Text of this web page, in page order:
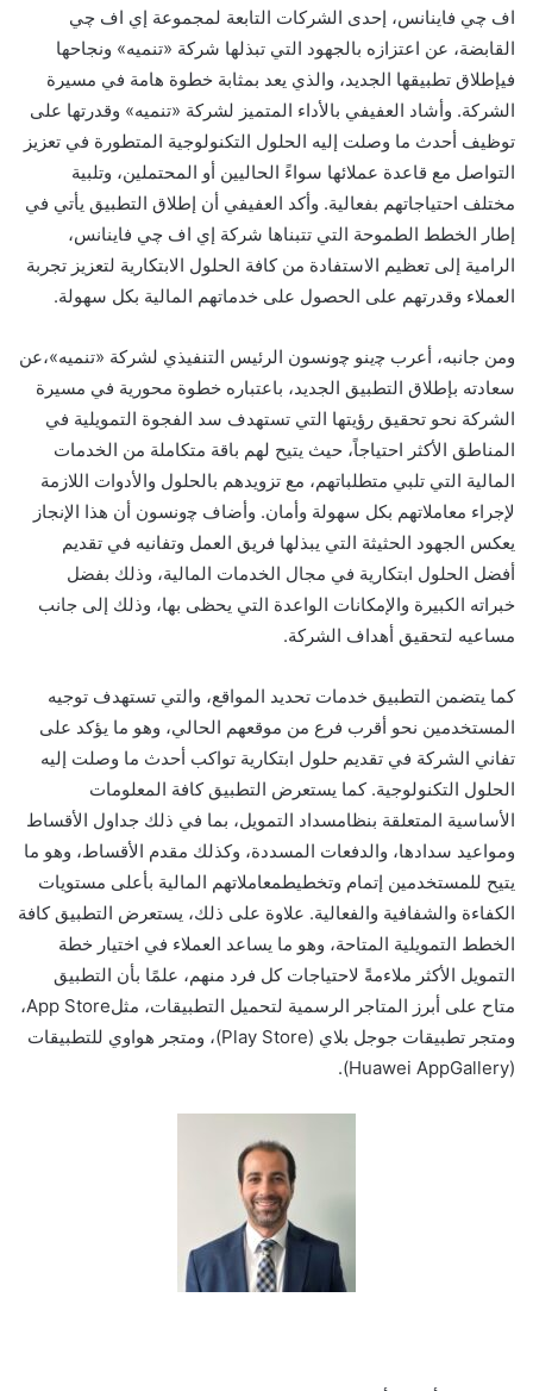
اف چي فاينانس، إحدى الشركات التابعة لمجموعة إي اف چي
القابضة، عن اعتزازه بالجهود التي تبذلها شركة «تنميه» ونجاحها
فيإطلاق تطبيقها الجديد، والذي يعد بمثابة خطوة هامة في مسيرة
الشركة. وأشاد العفيفي بالأداء المتميز لشركة «تنميه» وقدرتها على
توظيف أحدث ما وصلت إليه الحلول التكنولوجية المتطورة في تعزيز
التواصل مع قاعدة عملائها سواءً الحاليين أو المحتملين، وتلبية
مختلف احتياجاتهم بفعالية. وأكد العفيفي أن إطلاق التطبيق يأتي في
إطار الخطط الطموحة التي تتبناها شركة إي اف چي فاينانس،
الرامية إلى تعظيم الاستفادة من كافة الحلول الابتكارية لتعزيز تجربة
العملاء وقدرتهم على الحصول على خدماتهم المالية بكل سهولة.
ومن جانبه، أعرب ﭼينو ﭼونسون الرئيس التنفيذي لشركة «تنميه»،عن
سعادته بإطلاق التطبيق الجديد، باعتباره خطوة محورية في مسيرة
الشركة نحو تحقيق رؤيتها التي تستهدف سد الفجوة التمويلية في
المناطق الأكثر احتياجا، حيث يتيح لهم باقة متكاملة من الخدمات
المالية التي تلبي متطلباتهم، مع تزويدهم بالحلول والأدوات اللازمة
لإجراء معاملاتهم بكل سهولة وأمان. وأضاف ﭼونسون أن هذا الإنجاز
يعكس الجهود الحثيثة التي يبذلها فريق العمل وتفانيه في تقديم
أفضل الحلول ابتكارية في مجال الخدمات المالية، وذلك بفضل
خبراته الكبيرة والإمكانات الواعدة التي يحظى بها، وذلك إلى جانب
مساعيه لتحقيق أهداف الشركة.
كما يتضمن التطبيق خدمات تحديد المواقع، والتي تستهدف توجيه
المستخدمين نحو أقرب فرع من موقعهم الحالي، وهو ما يؤكد على
تفاني الشركة في تقديم حلول ابتكارية تواكب أحدث ما وصلت إليه
الحلول التكنولوجية. كما يستعرض التطبيقكافة المعلومات
الأساسية المتعلقة بنظامسداد التمويل، بما في ذلك جداول الأقساط
ومواعيد سدادها، والدفعات المسددة، وكذلك مقدم الأقساط، وهو ما
يتيح للمستخدمين إتمام وتخطيطمعاملاتهم المالية بأعلى مستويات
الكفاءة والشفافية والفعالية. علاوة على ذلك، يستعرض التطبيقكافة
الخطط التمويلية المتاحة، وهو ما يساعد العملاء في اختيار خطة
التمويل الأكثر ملاءمةً لاحتياجات كل فرد منهم، علمًا بأن التطبيق
متاح على أبرز المتاجر الرسمية لتحميل التطبيقات، مثلApp Store،
ومتجر تطبيقات جوجل بلاي (
Play Store
)، ومتجر هواوي للتطبيقات
(
Huawei AppGallery
).